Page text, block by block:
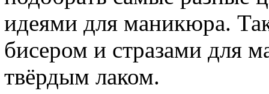
идеями для маникюра.
бисером и стразами для
твёрдым лаком.